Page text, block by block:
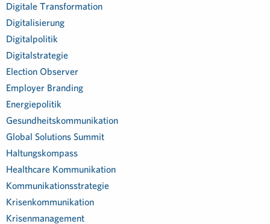
Digitale Transformation
Digitalisierung
Digitalpolitik
Digitalstrategie
Election Observer
Employer Branding
Energiepolitik
Gesundheitskommunikation
Global Solutions Summit
Haltungskompass
Healthcare Kommunikation
Kommunikationsstrategie
Krisenkommunikation
Krisenmanagement